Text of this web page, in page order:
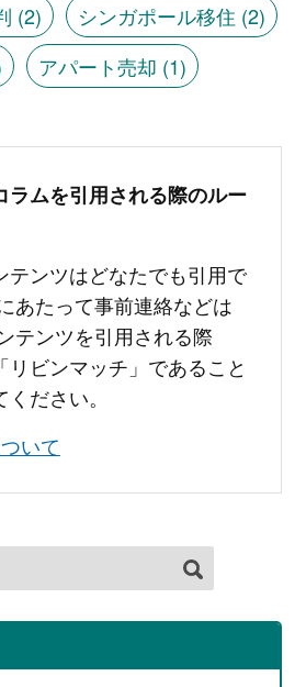
(2) シンガポール移住 (2)
アパート売却 (1)
ラムを引用される際のルー
テンツはどなたでも引用で
あたって事前連絡などは
テンツを引用される際
リビンマッチ」であること
ださい。
いて